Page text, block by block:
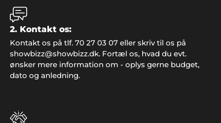
Kim Tvarsted
"Fantastisk arrangement vi fik stablet på benene
ved hjælp af ShowBizz Danmark".
"Vi gjorde det igen! Overraskede familien med fest
2. Kontakt os:
Kontakt os på tlf. 70 27 03 07 eller skriv til os på
showbizz@showbizz.dk. Fortæl os, hvad du evt.
ønsker mere information om - oplys gerne budget,
dato og anledning.